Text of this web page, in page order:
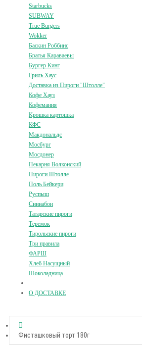
Starbucks
SUBWAY
True Burgers
Wokker
Баскин Роббинс
Братья Караваевы
Бургер Кинг
Гриль Хаус
Доставка из Пироги "Штолле"
Кофе Хауз
Кофемания
Крошка картошка
КФС
Макдональдс
Мосбург
Мосдонер
Пекарня Волконский
Пироги Штолле
Поль Бейкери
Руспыш
Синнабон
Татарские пироги
Теремок
Тирольские пироги
Три правила
ФАРШ
Хлеб Насущный
Шоколадница
О ДОСТАВКЕ
Фисташковый торт 180г